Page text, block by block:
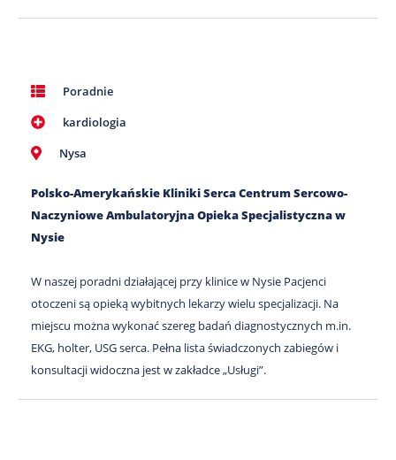
Poradnie
kardiologia
Nysa
Polsko-Amerykańskie Kliniki Serca Centrum Sercowo-
Naczyniowe Ambulatoryjna Opieka Specjalistyczna w
Nysie
W naszej poradni działającej przy klinice w Nysie Pacjenci
otoczeni są opieką wybitnych lekarzy wielu specjalizacji. Na
miejscu można wykonać szereg badań diagnostycznych m.in.
EKG, holter, USG serca. Pełna lista świadczonych zabiegów i
konsultacji widoczna jest w zakładce „Usługi”.